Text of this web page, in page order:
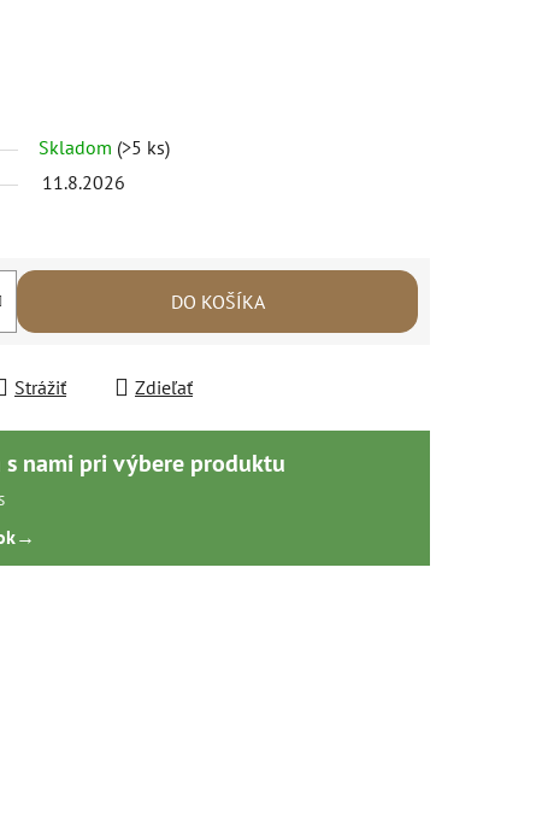
Skladom (>5 ks)
11.8.2026
DO KOŠÍKA
Strážiť Zdieľať
s nami pri výbere produktu
→